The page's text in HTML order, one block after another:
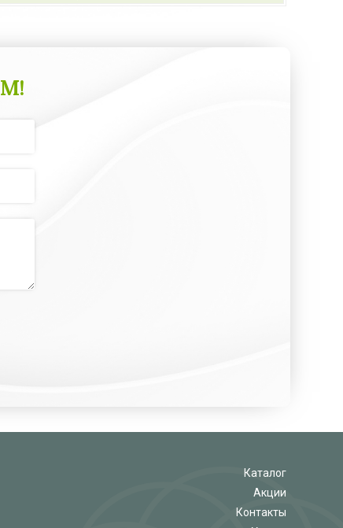
Каталог
Акции
Контакты